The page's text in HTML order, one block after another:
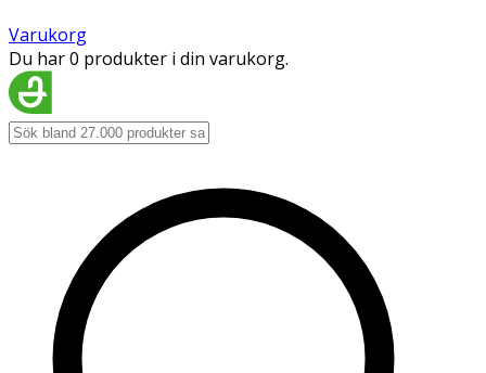
Varukorg
Du har 0 produkter i din varukorg.